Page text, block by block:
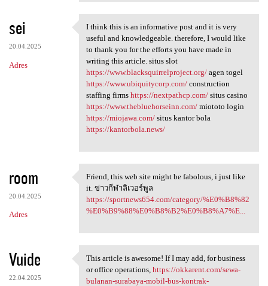
sei
20.04.2025
Adres
I think this is an
I think this is an informative post and it is very
useful and knowledgeable. therefore, I would like
to thank you for the efforts you have made in
writing this article. situs slot
https://www.blacksquirrelproject.org/agen togel
https://www.ubiquitycorp.com/construction
staffing firms https://nextpathcp.com/situs casino
https://www.thebluehorseinn.com/miototo login
https://miojawa.com/situs kantor bola
https://kantorbola.news/
room
20.04.2025
Adres
Friend, this web site might
Friend, this web site might be fabolous, i just like
it. ข่าวกีฬาลิเวอร์พูล
https://sportnews654.com/category/%E0%B8%82
%E0%B9%88%E0%B8%B2%E0%B8%A7%E...
Vuide
22.04.2025
This article is awesome! If I
This article is awesome! If I may add, for business
or office operations, https://okkarent.com/sewa-
bulanan-surabaya-mobil-bus-kontrak-